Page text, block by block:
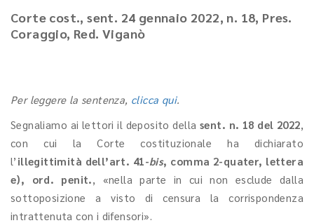
Corte cost., sent. 24 gennaio 2022, n. 18, Pres.
Coraggio, Red. Viganò
Per leggere la sentenza, clicca qui.
Segnaliamo ai lettori il deposito della sent. n. 18 del 2022,
con cui la Corte costituzionale ha dichiarato
l’ illegittimità dell’art. 41-bis, comma 2-quater, lettera
e), ord. penit., «nella parte in cui non esclude dalla
sottoposizione a visto di censura la corrispondenza
intrattenuta con i difensori».